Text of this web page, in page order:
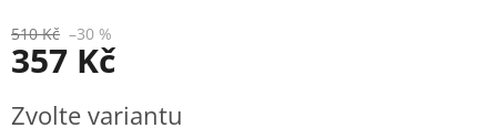
510 Kč –30 %
357 Kč
cena:
Zvolte variantu